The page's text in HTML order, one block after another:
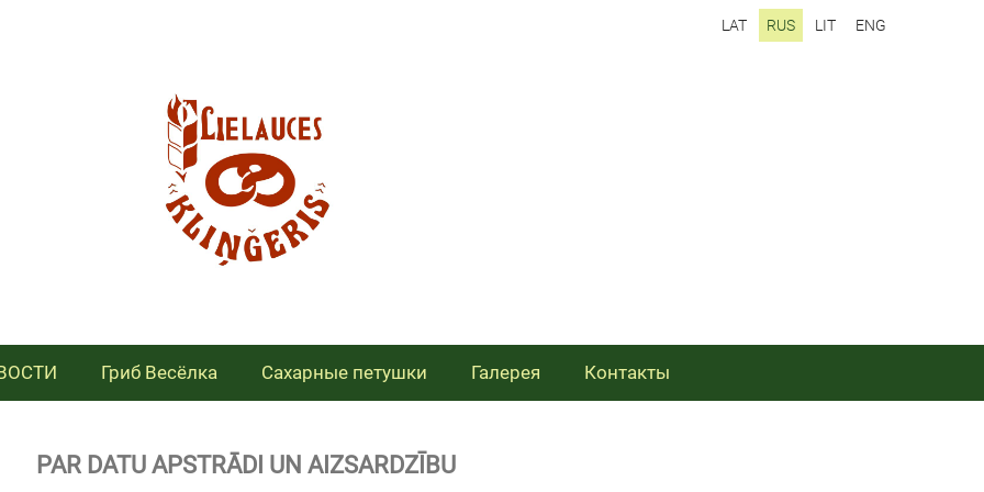
LAT RUS LIT ENG
Гриб Весёлка Сахарные петушки Галерея Контакты
PAR DATU APSTRĀDI UN AIZSARDZĪBU